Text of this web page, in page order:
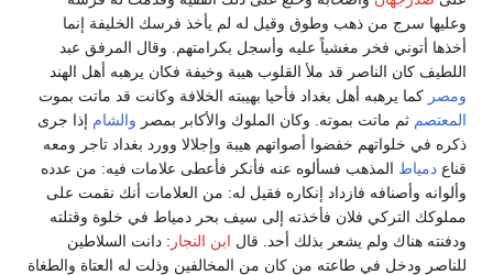
وعليها سرج من ذهب وطوق وقيل له لم يأخذ فرسك الخليفة إنما
أخذها أتوني فخر مغشياً عليه وأسجل بكرامتهم. وقال المرفق عبد
اللطيف كان الناصر قد ملأ القلوب هيبة وخيفة فكان يرهبه أهل الهند
ومصر كما يرهبه أهل بغداد فأحيا بهيبته الخلافة وكانت قد ماتت بموت
المعتصم ثم ماتت بموته. وكان الملوك والأكابر بمصر والشام إذا جرى
ذكره في خلواتهم خفضوا أصواتهم هيبة وإجلالا وورد بغداد تاجر ومعه
قناع دمياط المذهب فسألوه عنه فأنكر فأعطى علامات فيه: من عدده
وألوانه وأصنافه فازداد إنكاره فقيل له: من العلامات أنك نقمت على
مملوكك التركي فلان فأخذته إلى سيف بحر دمياط في خلوة وقتلته
ودفنته هناك ولم يشعر بذلك أحد. قال ابن النجار : دانت السلاطين
للناصر ودخل في طاعته من كان من المخالفين وذلت له العتاة والطغاة